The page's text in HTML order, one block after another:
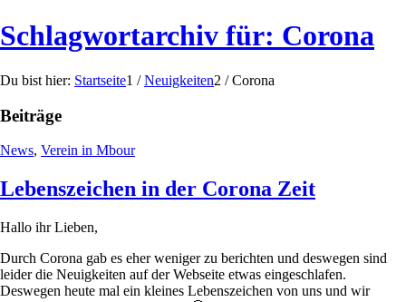
Schlagwortarchiv für: Corona
Du bist hier: Startseite1 / Neuigkeiten2 / Corona
Beiträge
News, Verein in Mbour
Lebenszeichen in der Corona Zeit
Hallo ihr Lieben,
Durch Corona gab es eher weniger zu berichten und deswegen sind
leider die Neuigkeiten auf der Webseite etwas eingeschlafen.
Deswegen heute mal ein kleines Lebenszeichen von uns und wir